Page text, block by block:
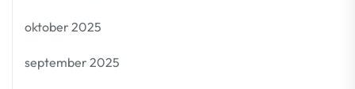
oktober 2025
september 2025